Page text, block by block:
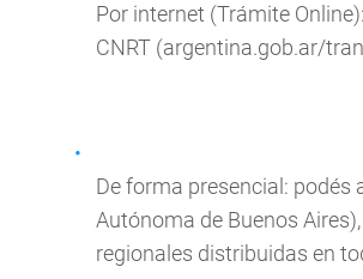
Por internet (Trámite
CNRT (argentina.gob.ar/
De forma presencial: podés
Autónoma de Buenos
regionales distribuidas en